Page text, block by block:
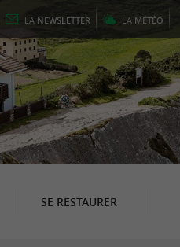
LA NEWSLETTER LA MÉTÉO
SE RESTAURER